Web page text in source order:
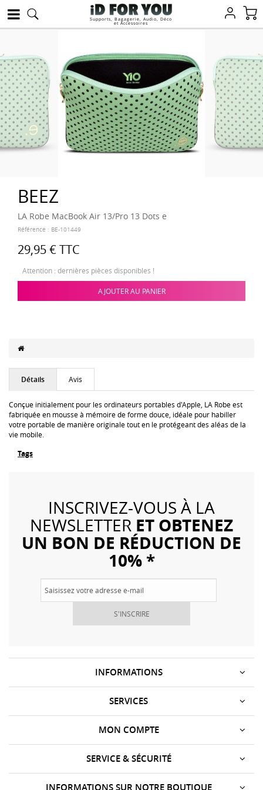
Supports, Bagagerie, Audio, Déco
et Accessoires
BEEZ
LA Robe MacBook Air 13/Pro 13 Dots e
Référence : BE-101449
29,95 € TTC
Attention : dernières pièces disponibles !
AJOUTER AU PANIER
Détails Avis
Conçue initialement pour les ordinateurs portables d'Apple, LA Robe est
fabriquée en mousse à mémoire de forme douce, idéale pour habiller
votre portable de manière originale tout en le protégeant des aléas de la
vie mobile.
Tags
INSCRIVEZ-VOUS À LA
NEWSLETTER ET OBTENEZ
UN BON DE RÉDUCTION DE
10% *
S'INSCRIRE
INFORMATIONS
SERVICES
SERVICE & SÉCURITÉ
MON COMPTE
INFORMATIONS SUR NOTRE BOUTIQUE